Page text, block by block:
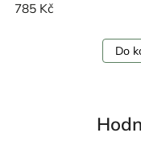
785 Kč
Do